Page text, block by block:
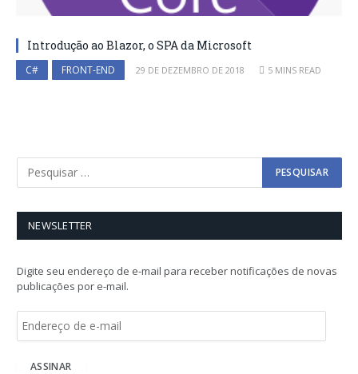
Introdução ao Blazor, o SPA da Microsoft
C# FRONT-END 29 DE DEZEMBRO DE 2018 5 MINS READ
NEWSLETTER
Digite seu endereço de e-mail para receber notificações de novas
publicações por e-mail.
ASSINAR